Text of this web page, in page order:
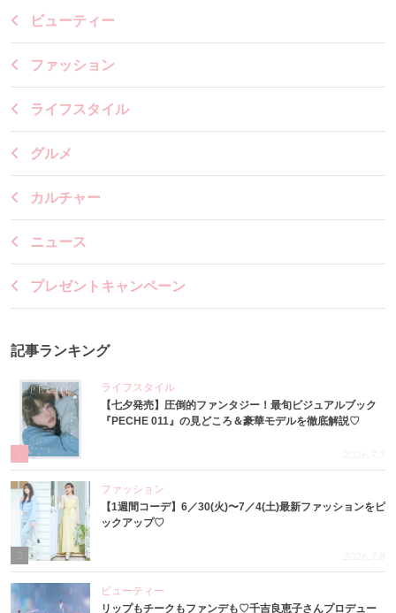
ビューティー
ファッション
ライフスタイル
グルメ
カルチャー
ニュース
プレゼントキャンペーン
記事ランキング
ライフスタイル
【七夕発売】圧倒的ファンタジー！最旬ビジュアルブック
『PECHE 011』の見どころ＆豪華モデルを徹底解説♡
2026.7.7
ファッション
【1週間コーデ】6／30(火)〜7／4(土)最新ファッションをピ
ックアップ♡
2026.7.8
ビューティー
リップもチークもファンデも♡千吉良恵子さんプロデュー